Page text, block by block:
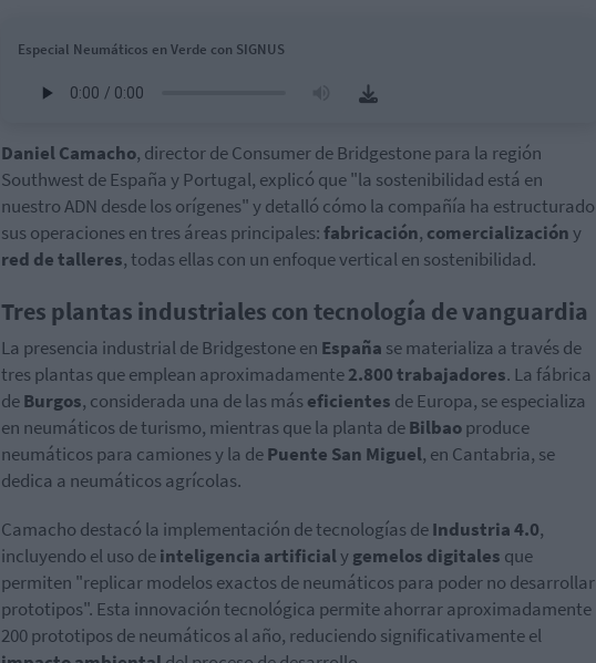
Especial Neumáticos en Verde con SIGNUS
Daniel Camacho, director de Consumer de Bridgestone para la región
Southwest de España y Portugal, explicó que "la sostenibilidad está en
nuestro ADN desde los orígenes" y detalló cómo la compañía ha estructurado
sus operaciones en tres áreas principales:fabricación, comercializacióny
red de talleres, todas ellas con un enfoque vertical en sostenibilidad.
Tres plantas industriales con tecnología de vanguardia
La presencia industrial de Bridgestone en España se materializa a través de
tres plantas que emplean aproximadamente2.800 trabajadores. La fábrica
deBurgos, considerada una de las máseficientes de Europa, se especializa
en neumáticos de turismo, mientras que la planta deBilbaoproduce
neumáticos para camiones y la dePuente San Miguel, en Cantabria, se
dedica a neumáticos agrícolas.
Camacho destacó la implementación de tecnologías deIndustria 4.0,
incluyendo el uso deinteligencia artificialygemelos digitales que
permiten "replicar modelos exactos de neumáticos para poder no desarrollar
prototipos". Esta innovación tecnológica permite ahorrar aproximadamente
200 prototipos de neumáticos al año, reduciendo significativamente el